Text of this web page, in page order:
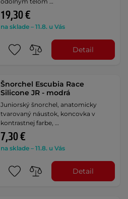
19,30 €
na sklade – 11.8. u Vás
Detail
Šnorchel Escubia Race
Silicone JR - modrá
Juniorský šnorchel, anatomicky
tvarovaný náustok, koncovka v
kontrastnej farbe, …
7,30 €
na sklade – 11.8. u Vás
Detail